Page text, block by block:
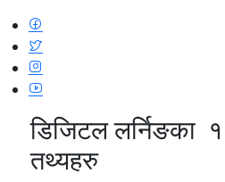
डिजिटल लर्निङका
तथ्यहरु